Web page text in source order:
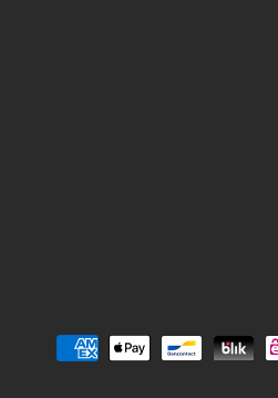
Zahlungsmethoden